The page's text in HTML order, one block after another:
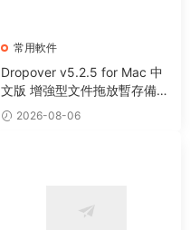
常用軟件
Dropover v5.2.5 for Mac 中
文版 增強型文件拖放暫存備用
整理工具
2026-08-06